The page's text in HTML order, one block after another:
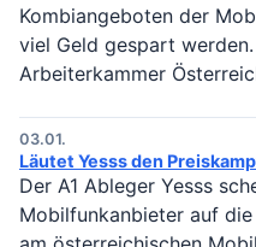
Kombiangeboten der
viel Geld gespart
Arbeiterkammer
03.01.
Läutet Yesss den
Der A1 Ableger Yesss
Mobilfunkanbieter auf